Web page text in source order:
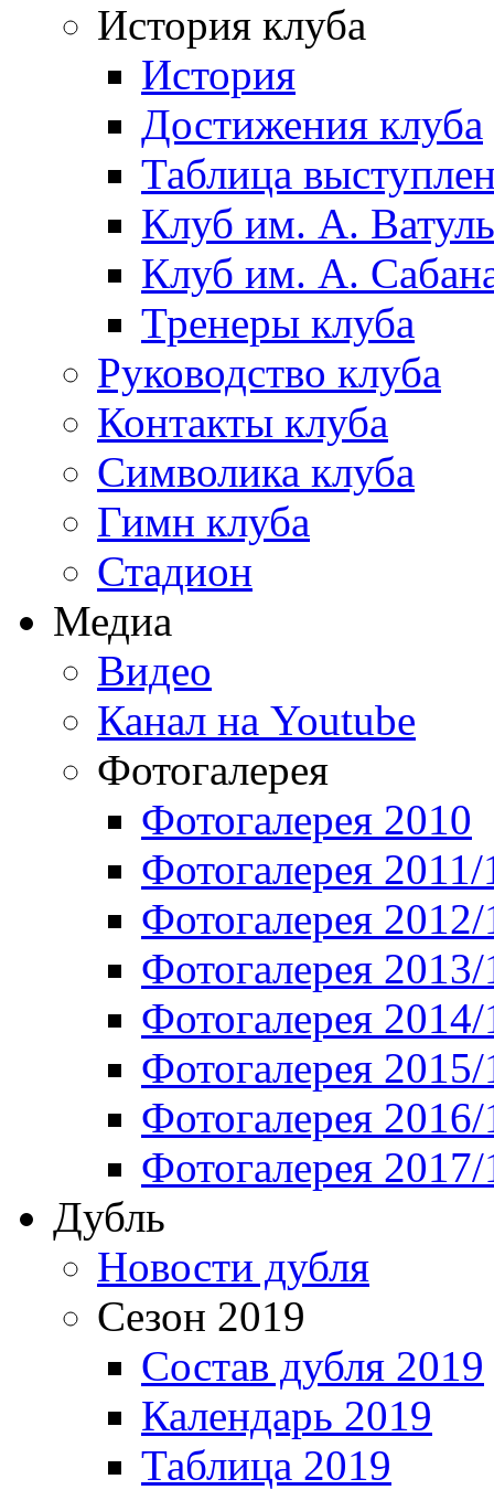
История клуба
История
Достижения клуба
Таблица
Клуб им. А.
Клуб им. А.
Тренеры клуба
Руководство клуба
Контакты клуба
Символика клуба
Гимн клуба
Стадион
Медиа
Видео
Канал на Youtube
Фотогалерея
Фотогалерея 2010
Фотогалерея 2011/
Фотогалерея
Фотогалерея
Фотогалерея
Фотогалерея
Фотогалерея
Фотогалерея
Дубль
Новости дубля
Сезон 2019
Состав дубля 2019
Календарь 2019
Таблица 2019